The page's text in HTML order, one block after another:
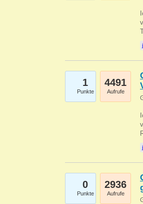
1
Punkte
4491
Aufrufe
0
Punkte
2936
Aufrufe